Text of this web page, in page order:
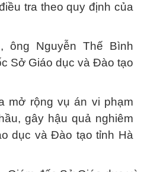
tra theo quy định của
ông Nguyễn Thế Bình
Sở Giáo dục và Đào tạo
mở rộng vụ án vi phạm
gây hậu quả nghiêm
dục và Đào tạo tỉnh Hà